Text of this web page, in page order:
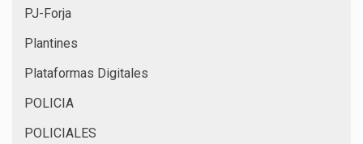
PJ-Forja
Plantines
Plataformas Digitales
POLICIA
POLICIALES